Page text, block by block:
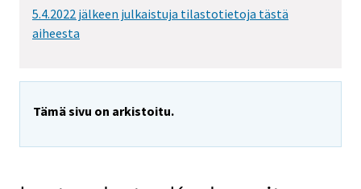
5.4.2022 jälkeen julkaistuja tilastotietoja tästä
aiheesta
Tämä sivu on arkistoitu.